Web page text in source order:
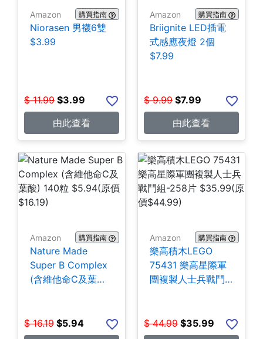
Amazon 購買指南
Niorasen 男襪6雙
$3.99
$ 11.99 $3.99
由此查看
Amazon 購買指南
Briignite LED插電
式感應夜燈 2個
$7.99
$ 9.99 $7.99
由此查看
Amazon 購買指南
Nature Made
Super B Complex
(含維他命C及葉酸)
$ 16.19 $5.94
Amazon 購買指南
樂高積木LEGO
75431 樂高星際軍
團複製人士兵戰鬥
$ 44.99 $35.99